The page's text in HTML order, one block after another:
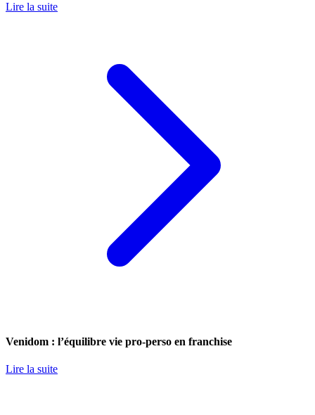
Lire la suite
Venidom : l’équilibre vie pro-perso en franchise
Lire la suite